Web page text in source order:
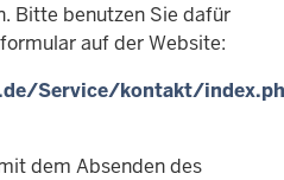
Bitte benutzen Sie dafür
auf der Website:
Service/kontakt/
dem Absenden des